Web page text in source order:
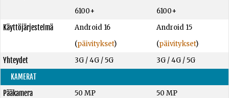
6100+
6100+
Käyttöjärjestelmä
Android 16
(päivitykset)
Android 15
(päivitykset)
Yhteydet
3G / 4G / 5G
3G / 4G / 5G
KAMERAT
Pääkamera
50 MP
50 MP